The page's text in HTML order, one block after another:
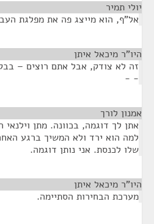
יולי תמיר
אל"ף, הוא מייצג פה את מפלגת
היו"ר מיכאל איתן
זה לא צודק, אבל אתם רוצים –
- -
אמנון לורך
אתן לך דוגמה, בכוונה. מתן
למה הוא ירד ולא המשיך ברגע
שלו לכנסת. אני נותן דוגמה.
היו"ר מיכאל איתן
מערכת הבחירות הסתיימה.